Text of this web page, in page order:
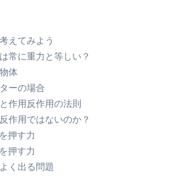
えてみよう
常に重力と等しい？
体
ーの場合
作用反作用の法則
作用ではないのか？
押す力
押す力
く出る問題